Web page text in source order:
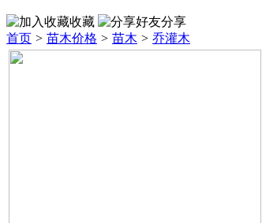
收藏
分享
首页 > 苗木价格 > 苗木 > 乔灌木